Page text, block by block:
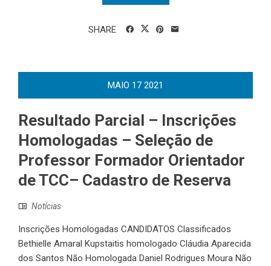
SHARE
MAIO 17 2021
Resultado Parcial – Inscrições
Homologadas – Seleção de
Professor Formador Orientador
de TCC– Cadastro de Reserva
Notícias
Inscrições Homologadas CANDIDATOS Classificados
Bethielle Amaral Kupstaitis homologado Cláudia Aparecida
dos Santos Não Homologada Daniel Rodrigues Moura Não